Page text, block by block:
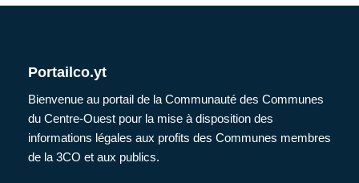
Portailco.yt
Bienvenue au portail de la Communauté des Communes
du Centre-Ouest pour la mise à disposition des
informations légales aux profits des Communes membres
de la 3CO et aux publics.